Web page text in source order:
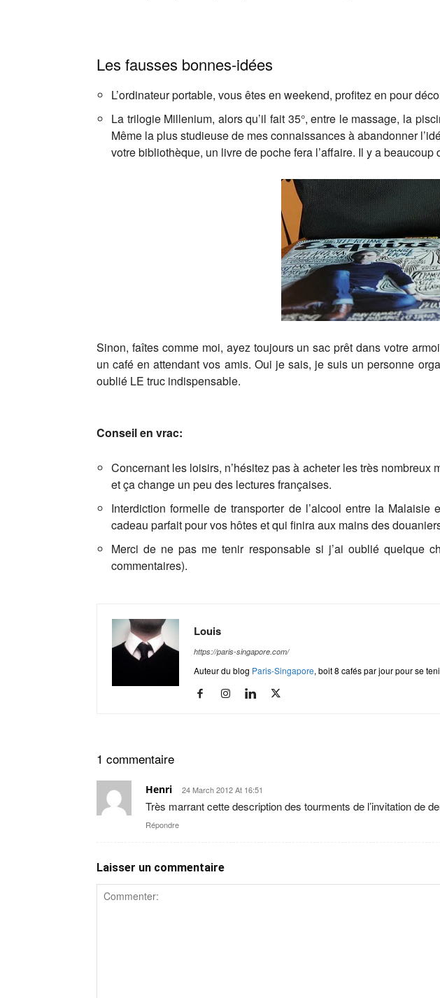
Les fausses bonnes-idées
L’ordinateur portable, vous êtes en weekend, profitez en pour
La trilogie Millenium, alors qu’il fait 35°, entre le massage, la
Même la plus studieuse de mes connaissances à abandonner
votre bibliothèque, un livre de poche fera l’affaire. Il y a
Sinon, faîtes comme moi, ayez toujours un sac prêt dans votre
un café en attendant vos amis. Oui je sais, je suis un personne
oublié LE truc indispensable.
Conseil en vrac:
Concernant les loisirs, n’hésitez pas à acheter les très
et ça change un peu des lectures françaises.
Interdiction formelle de transporter de l’alcool entre la
cadeau parfait pour vos hôtes et qui finira aux mains des
Merci de ne pas me tenir responsable si j’ai oublié quelque
commentaires).
Louis
https://paris-singapore.com/
Auteur du blog Paris-Singapore, boit 8 cafés par jour pour se
1 commentaire
Henri 24 March 2012 At 16:51
Très marrant cette description des tourments de l’invitation de
Répondre
Laisser un commentaire